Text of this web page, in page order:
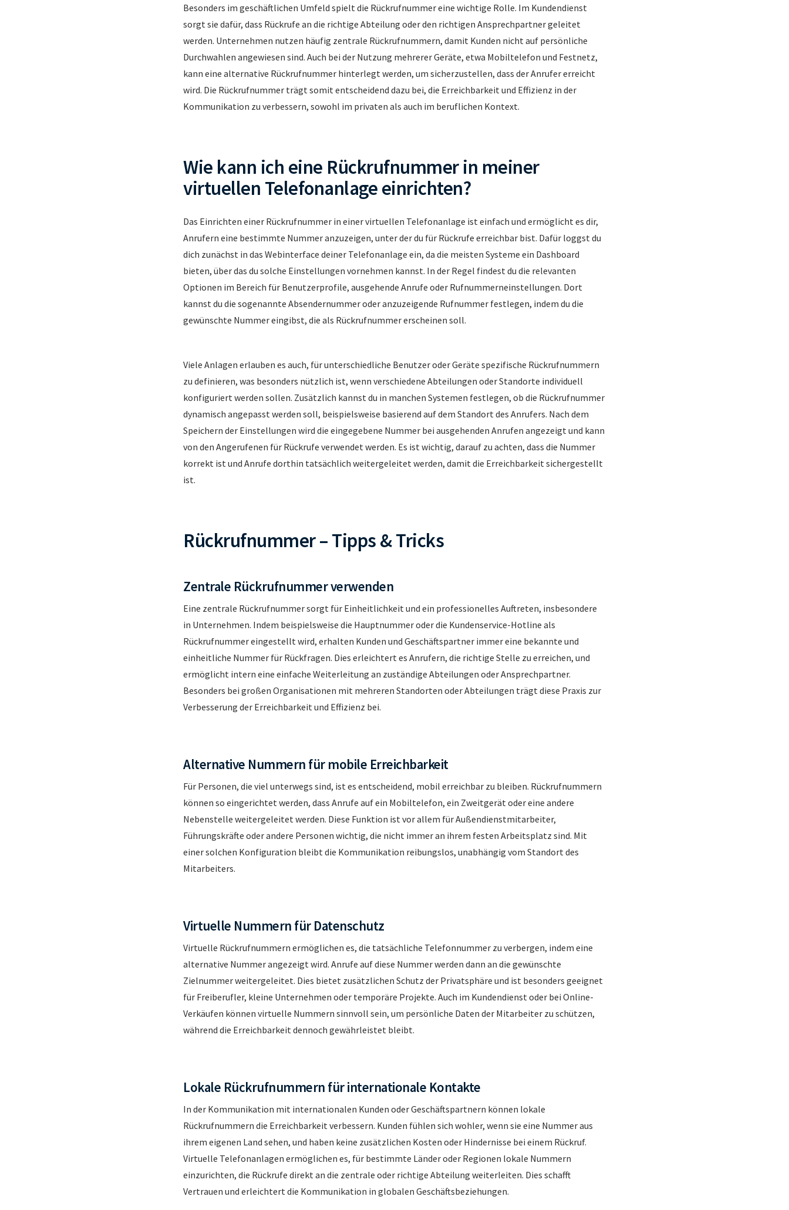
Besonders im geschäftlichen Umfeld spielt die Rückrufnummer eine wichtige Rolle. Im Kundendienst
sorgt sie dafür, dass Rückrufe an die richtige Abteilung oder den richtigen Ansprechpartner geleitet
werden. Unternehmen nutzen häufig zentrale Rückrufnummern, damit Kunden nicht auf persönliche
Durchwahlen angewiesen sind. Auch bei der Nutzung mehrerer Geräte, etwa Mobiltelefon und Festnetz,
kann eine alternative Rückrufnummer hinterlegt werden, um sicherzustellen, dass der Anrufer erreicht
wird. Die Rückrufnummer trägt somit entscheidend dazu bei, die Erreichbarkeit und Effizienz in der
Kommunikation zu verbessern, sowohl im privaten als auch im beruflichen Kontext.
Wie kann ich eine Rückrufnummer in meiner
virtuellen Telefonanlage einrichten?
Das Einrichten einer Rückrufnummer in einer virtuellen Telefonanlage ist einfach und ermöglicht es dir,
Anrufern eine bestimmte Nummer anzuzeigen, unter der du für Rückrufe erreichbar bist. Dafür loggst du
dich zunächst in das Webinterface deiner Telefonanlage ein, da die meisten Systeme ein Dashboard
bieten, über das du solche Einstellungen vornehmen kannst. In der Regel findest du die relevanten
Optionen im Bereich für Benutzerprofile, ausgehende Anrufe oder Rufnummerneinstellungen. Dort
kannst du die sogenannte Absendernummer oder anzuzeigende Rufnummer festlegen, indem du die
gewünschte Nummer eingibst, die als Rückrufnummer erscheinen soll.
Viele Anlagen erlauben es auch, für unterschiedliche Benutzer oder Geräte spezifische Rückrufnummern
zu definieren, was besonders nützlich ist, wenn verschiedene Abteilungen oder Standorte individuell
konfiguriert werden sollen. Zusätzlich kannst du in manchen Systemen festlegen, ob die Rückrufnummer
dynamisch angepasst werden soll, beispielsweise basierend auf dem Standort des Anrufers. Nach dem
Speichern der Einstellungen wird die eingegebene Nummer bei ausgehenden Anrufen angezeigt und kann
von den Angerufenen für Rückrufe verwendet werden. Es ist wichtig, darauf zu achten, dass die Nummer
korrekt ist und Anrufe dorthin tatsächlich weitergeleitet werden, damit die Erreichbarkeit sichergestellt
ist.
Rückrufnummer – Tipps & Tricks
Zentrale Rückrufnummer verwenden
Eine zentrale Rückrufnummer sorgt für Einheitlichkeit und ein professionelles Auftreten, insbesondere
in Unternehmen. Indem beispielsweise die Hauptnummer oder die Kundenservice-Hotline als
Rückrufnummer eingestellt wird, erhalten Kunden und Geschäftspartner immer eine bekannte und
einheitliche Nummer für Rückfragen. Dies erleichtert es Anrufern, die richtige Stelle zu erreichen, und
ermöglicht intern eine einfache Weiterleitung an zuständige Abteilungen oder Ansprechpartner.
Besonders bei großen Organisationen mit mehreren Standorten oder Abteilungen trägt diese Praxis zur
Verbesserung der Erreichbarkeit und Effizienz bei.
Alternative Nummern für mobile Erreichbarkeit
Für Personen, die viel unterwegs sind, ist es entscheidend, mobil erreichbar zu bleiben. Rückrufnummern
können so eingerichtet werden, dass Anrufe auf ein Mobiltelefon, ein Zweitgerät oder eine andere
Nebenstelle weitergeleitet werden. Diese Funktion ist vor allem für Außendienstmitarbeiter,
Führungskräfte oder andere Personen wichtig, die nicht immer an ihrem festen Arbeitsplatz sind. Mit
einer solchen Konfiguration bleibt die Kommunikation reibungslos, unabhängig vom Standort des
Mitarbeiters.
Virtuelle Nummern für Datenschutz
Virtuelle Rückrufnummern ermöglichen es, die tatsächliche Telefonnummer zu verbergen, indem eine
alternative Nummer angezeigt wird. Anrufe auf diese Nummer werden dann an die gewünschte
Zielnummer weitergeleitet. Dies bietet zusätzlichen Schutz der Privatsphäre und ist besonders geeignet
für Freiberufler, kleine Unternehmen oder temporäre Projekte. Auch im Kundendienst oder bei Online-
Verkäufen können virtuelle Nummern sinnvoll sein, um persönliche Daten der Mitarbeiter zu schützen,
während die Erreichbarkeit dennoch gewährleistet bleibt.
Lokale Rückrufnummern für internationale Kontakte
In der Kommunikation mit internationalen Kunden oder Geschäftspartnern können lokale
Rückrufnummern die Erreichbarkeit verbessern. Kunden fühlen sich wohler, wenn sie eine Nummer aus
ihrem eigenen Land sehen, und haben keine zusätzlichen Kosten oder Hindernisse bei einem Rückruf.
Virtuelle Telefonanlagen ermöglichen es, für bestimmte Länder oder Regionen lokale Nummern
einzurichten, die Rückrufe direkt an die zentrale oder richtige Abteilung weiterleiten. Dies schafft
Vertrauen und erleichtert die Kommunikation in globalen Geschäftsbeziehungen.